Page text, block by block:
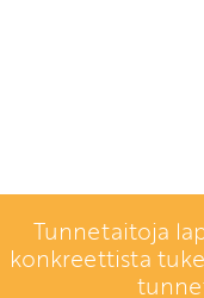
Tunnetaitoja
konkreettista